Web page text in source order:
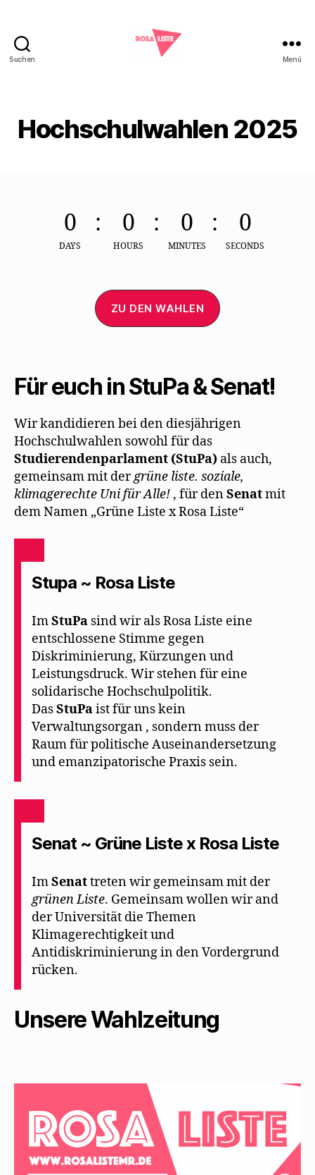
Suchen Menü
Hochschulwahlen 2025
0
DAYS
0
HOURS
0
MINUTES
0
SECONDS
ZU DEN WAHLEN
Für euch in StuPa & Senat!
Wir kandidieren bei den diesjährigen
Hochschulwahlen sowohl für das
Studierendenparlament (StuPa) als auch,
gemeinsam mit dergrüne liste. soziale,
klimagerechte Uni für Alle! , für denSenatmit
dem Namen „Grüne Liste x Rosa Liste“
Stupa ~ Rosa Liste
ImStuPa sind wir als Rosa Liste eine
entschlossene Stimme gegen
Diskriminierung, Kürzungen und
Leistungsdruck. Wir stehen für eine
solidarische Hochschulpolitik.
DasStuPaist für uns kein
Verwaltungsorgan , sondern muss der
Raum für politische Auseinandersetzung
und emanzipatorische Praxis sein.
Senat ~ Grüne Liste x Rosa Liste
ImSenattreten wir gemeinsam mit der
grünen Liste. Gemeinsam wollen wir and
der Universität die Themen
Klimagerechtigkeit und
Antidiskriminierung in den Vordergrund
rücken.
Unsere Wahlzeitung